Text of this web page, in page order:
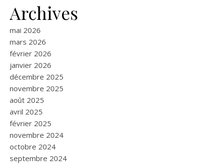
Archives
mai 2026
mars 2026
février 2026
janvier 2026
décembre 2025
novembre 2025
août 2025
avril 2025
février 2025
novembre 2024
octobre 2024
septembre 2024